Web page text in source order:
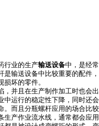
行业的生产输送设备中，是经常
是输送设备中比较重要的配件，
坏的零件。
，并且在生产制作加工时也会出
中运行的稳定性下降，同时还会
。而且分瓶螺杆应用的场合比较
生产作业流水线，通常都会应用